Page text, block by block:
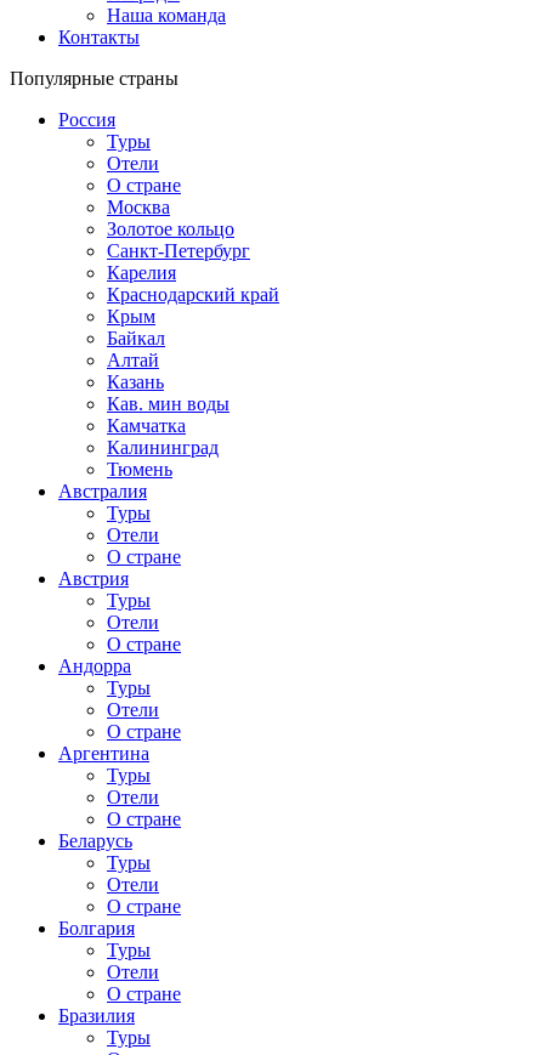
Наша команда
Контакты
Популярные страны
Россия
Туры
Отели
О стране
Москва
Золотое кольцо
Санкт-Петербург
Карелия
Краснодарский край
Крым
Байкал
Алтай
Казань
Кав. мин воды
Камчатка
Калининград
Тюмень
Австралия
Туры
Отели
О стране
Австрия
Туры
Отели
О стране
Андорра
Туры
Отели
О стране
Аргентина
Туры
Отели
О стране
Беларусь
Туры
Отели
О стране
Болгария
Туры
Отели
О стране
Бразилия
Туры